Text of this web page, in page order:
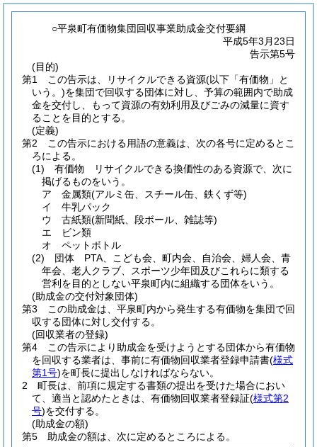
○平泉町有価物集団回収事業助成金交付要綱
平成5年3月23日
告示第5号
(目的)
第1 この告示は、リサイクルできる資源(以下「有価物」と
いう。)を集団で回収する団体に対し、予算の範囲内で助成
金を交付し、もって資源の有効利用及びごみの減量に資す
ることを目的とする。
(定義)
第2 この告示における用語の意義は、次の各号に定めるとこ
ろによる。
(1) 有価物 リサイクルできる換価性のある資源で、次に
掲げるものをいう。
ア 金属類(アルミ缶、スチール缶、鉄くず等)
イ 牛乳パック
ウ 古紙類(新聞紙、段ボール、雑誌等)
エ ビン類
オ ペットボトル
(2) 団体 PTA、こども会、町内会、自治会、婦人会、青
年会、老人クラブ、スポーツ少年団及びこれらに類する
営利を目的としない平泉町内に組織する団体をいう。
(助成金の交付対象団体)
第3 この助成金は、平泉町内から発生する有価物を集団で回
収する団体に対し交付する。
(回収業者の登録)
第4 この告示により助成金を受けようとする団体から有価物
を回収する業者は、事前に有価物回収業者登録申請書(様式
第1号)を町長に提出しなければならない。
2 町長は、前項に規定する書類の提出を受けた場合におい
て、適当と認めたときは、有価物回収業者登録証(様式第2
号)を交付する。
(助成金の額)
第5 助成金の額は、次に定めるところによる。